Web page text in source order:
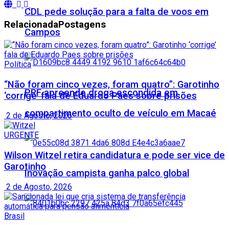
CDL pede solução para a falta de voos em
Campos
PRF apreende droga escondida em
compartimento oculto de veículo em Macaé
Inovação campista ganha palco global
RelacionadaPostagens
Política
“Não foram cinco vezes, foram quatro”: Garotinho
‘corrige’ fala de Eduardo Paes sobre prisões
2 de Agosto, 2026
URGENTE
Wilson Witzel retira candidatura e pode ser vice de
Garotinho
2 de Agosto, 2026
Brasil